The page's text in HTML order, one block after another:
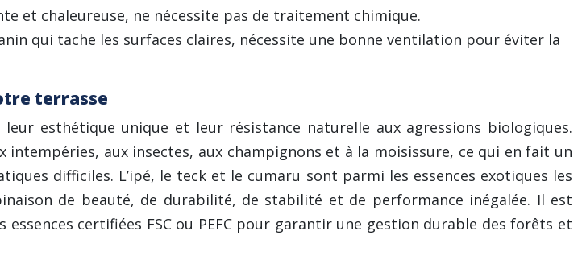
et chaleureuse, ne nécessite pas de traitement chimique.
qui tache les surfaces claires, nécessite une bonne ventilation pour éviter la
terrasse
esthétique unique et leur résistance naturelle aux agressions biologiques.
aux insectes, aux champignons et à la moisissure, ce qui en fait un
difficiles. L’ipé, le teck et le cumaru sont parmi les essences exotiques les
de beauté, de durabilité, de stabilité et de performance inégalée. Il est
certifiées FSC ou PEFC pour garantir une gestion durable des forêts et